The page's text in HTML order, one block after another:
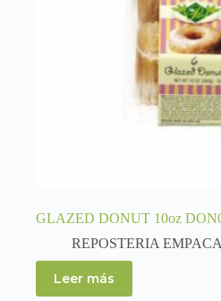
GLAZED DONUT 10oz
REPOSTERIA
Leer más